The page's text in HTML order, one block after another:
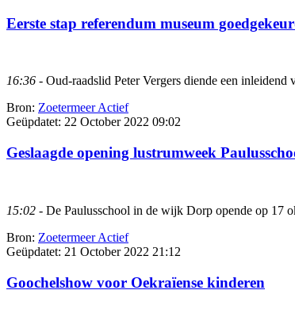
Eerste stap referendum museum
16:36 - Oud-raadslid Peter Vergers diende een
Bron: Zoetermeer Actief
Geüpdatet: 22 October 2022 09:02
Geslaagde opening lustrumweek
15:02 - De Paulusschool in de wijk Dorp opende op 17
Bron: Zoetermeer Actief
Geüpdatet: 21 October 2022 21:12
Goochelshow voor Oekraïense kinderen